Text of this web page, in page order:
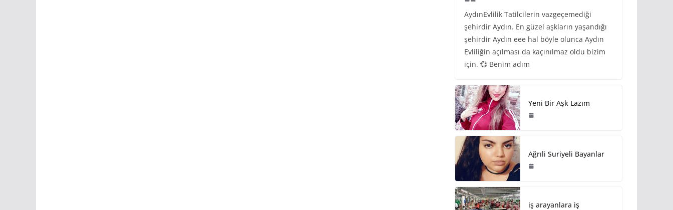
AydınEvlilik Tatilcilerin vazgeçemediği
şehirdir Aydın. En güzel aşkların yaşandığı
şehirdir Aydın eee hal böyle olunca Aydın
Evliliğin açılması da kaçınılmaz oldu bizim
için. 💞 Benim adım
Yeni Bir Aşk Lazım
Ağrıli Suriyeli Bayanlar
iş arayanlara iş